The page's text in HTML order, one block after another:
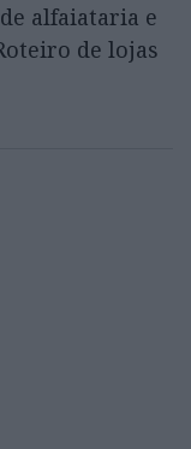
alfaiataria e
de lojas